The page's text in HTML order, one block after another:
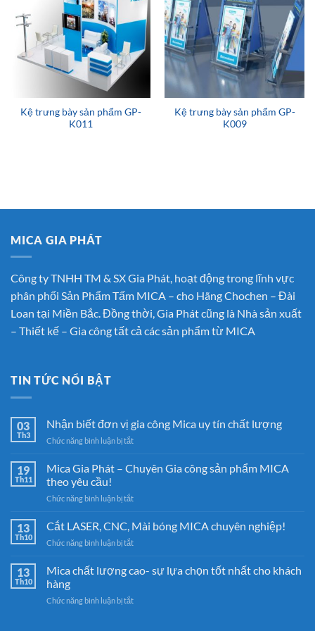
wishlist
Kệ trưng bày sản phẩm GP-
K011
wishlist
Kệ trưng bày sản phẩm GP-
K009
MICA GIA PHÁT
Công ty TNHH TM & SX Gia Phát, hoạt động trong lĩnh vực
phân phối Sản Phẩm Tấm MICA – cho Hãng Chochen – Đài
Loan tại Miền Bắc. Đồng thời, Gia Phát cũng là Nhà sản xuất
– Thiết kế – Gia công tất cả các sản phẩm từ MICA
TIN TỨC NỔI BẬT
03
Th3
Nhận biết đơn vị gia công Mica uy tín chất lượng
Chức năng bình luận bị tắtở
biết
đơn
gia
Mica
tín
lượng
19
Th11
Mica Gia Phát – Chuyên Gia công sản phẩm MICA
theo yêu cầu!
Chức năng bình luận bị tắtở
Gia
Phát
–
Gia
phẩm
13
Th10
Cắt LASER, CNC, Mài bóng MICA chuyên nghiệp!
Chức năng bình luận bị tắtở
CNC,
bóng
13
Th10
Mica chất lượng cao- sự lựa chọn tốt nhất cho khách
hàng
Chức năng bình luận bị tắtở